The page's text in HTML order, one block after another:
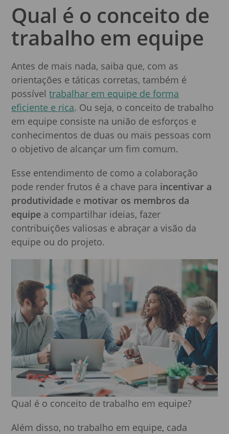
Qual é o conceito de
trabalho em equipe
Antes de mais nada, saiba que, com as
orientações e táticas corretas, também é
possíveltrabalhar em equipe de forma
eficiente e rica. Ou seja, o conceito de trabalho
em equipe consiste na união de esforços e
conhecimentos de duas ou mais pessoas com
o objetivo de alcançar um fim comum.
Esse entendimento de como a colaboração
pode render frutos é a chave para incentivar a
produtividade e motivar os membros da
equipe a compartilhar ideias, fazer
contribuições valiosas e abraçar a visão da
equipe ou do projeto.
Qual é o conceito de trabalho em equipe?
Além disso, no trabalho em equipe, cada